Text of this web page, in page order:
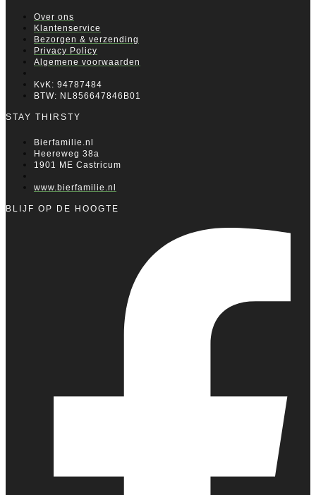
Over ons
Klantenservice
Bezorgen & verzending
Privacy Policy
Algemene voorwaarden
KvK: 94787484
BTW: NL856647846B01
STAY THIRSTY
Bierfamilie.nl
Heereweg 38a
1901 ME Castricum
www.bierfamilie.nl
BLIJF OP DE HOOGTE